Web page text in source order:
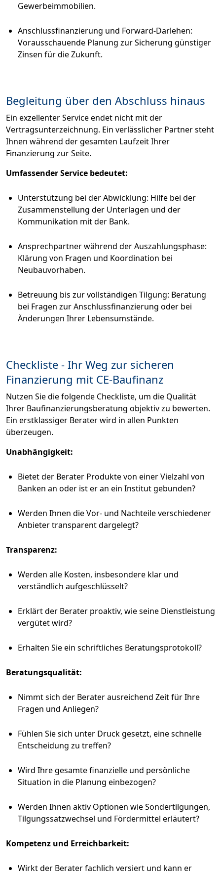
Gewerbeimmobilien.
Anschlussfinanzierung und Forward-Darlehen:
Vorausschauende Planung zur Sicherung günstiger
Zinsen für die Zukunft.
Begleitung über den Abschluss hinaus
Ein exzellenter Service endet nicht mit der
Vertragsunterzeichnung. Ein verlässlicher Partner steht
Ihnen während der gesamten Laufzeit Ihrer
Finanzierung zur Seite.
Umfassender Service bedeutet:
Unterstützung bei der Abwicklung: Hilfe bei der
Zusammenstellung der Unterlagen und der
Kommunikation mit der Bank.
Ansprechpartner während der Auszahlungsphase:
Klärung von Fragen und Koordination bei
Neubauvorhaben.
Betreuung bis zur vollständigen Tilgung: Beratung
bei Fragen zur Anschlussfinanzierung oder bei
Änderungen Ihrer Lebensumstände.
Checkliste - Ihr Weg zur sicheren
Finanzierung mit CE-Baufinanz
Nutzen Sie die folgende Checkliste, um die Qualität
Ihrer Baufinanzierungsberatung objektiv zu bewerten.
Ein erstklassiger Berater wird in allen Punkten
überzeugen.
Unabhängigkeit:
Bietet der Berater Produkte von einer Vielzahl von
Banken an oder ist er an ein Institut gebunden?
Werden Ihnen die Vor- und Nachteile verschiedener
Anbieter transparent dargelegt?
Transparenz:
Werden alle Kosten, insbesondere klar und
verständlich aufgeschlüsselt?
Erklärt der Berater proaktiv, wie seine Dienstleistung
vergütet wird?
Erhalten Sie ein schriftliches Beratungsprotokoll?
Beratungsqualität:
Nimmt sich der Berater ausreichend Zeit für Ihre
Fragen und Anliegen?
Fühlen Sie sich unter Druck gesetzt, eine schnelle
Entscheidung zu treffen?
Wird Ihre gesamte finanzielle und persönliche
Situation in die Planung einbezogen?
Werden Ihnen aktiv Optionen wie Sondertilgungen,
Tilgungssatzwechsel und Fördermittel erläutert?
Kompetenz und Erreichbarkeit:
Wirkt der Berater fachlich versiert und kann er